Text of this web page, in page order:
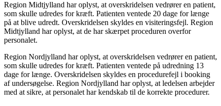
Region Midtjylland har oplyst, at overskridelsen vedrører en patient,
som skulle udredes for kræft. Patienten ventede 20 dage for længe
på at blive udredt. Overskridelsen skyldes en visiteringsfejl. Region
Midtjylland har oplyst, at de har skærpet proceduren overfor
personalet.
Region Nordjylland har oplyst, at overskridelsen vedrører en patient,
som skulle udredes for kræft. Patienten ventede på udredning 13
dage for længe. Overskridelsen skyldes en procedurefejl i booking
af undersøgelse. Region Nordjylland har oplyst, at ledelsen arbejder
med at sikre, at personalet har kendskab til de korrekte procedurer.